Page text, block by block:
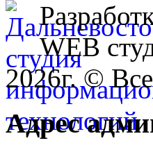
WEB
2026г. ©
Адрес